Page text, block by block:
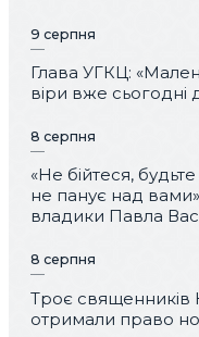
9 серпня
Глава УГКЦ:
віри вже сьогодні
8 серпня
«Не бійтеся,
не панує над
владики Павла
8 серпня
Троє священників
отримали право